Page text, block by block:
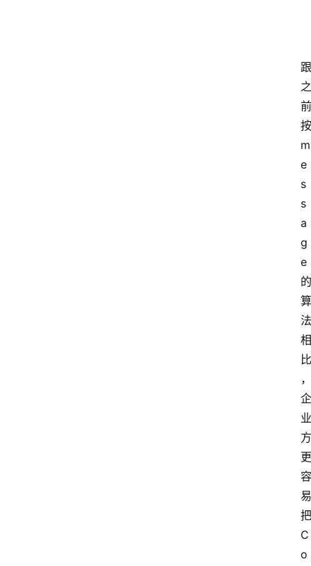
跟
之
前
按
m
e
s
s
a
g
e
的
算
法
相
比
，
企
业
方
更
容
易
把
C
o